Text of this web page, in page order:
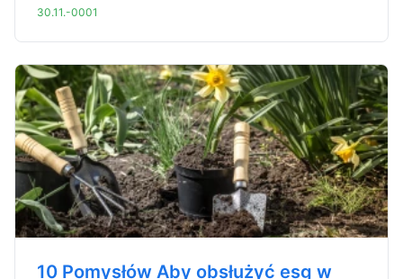
30.11.-0001
10 Pomysłów Aby obsłużyć esg w